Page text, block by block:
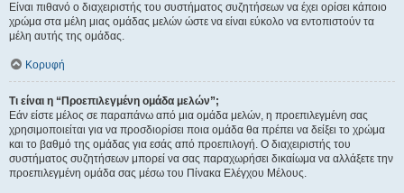
Είναι πιθανό ο διαχειριστής του συστήματος συζητήσεων να έχει ορίσει κάποιο
χρώμα στα μέλη μιας ομάδας μελών ώστε να είναι εύκολο να εντοπιστούν τα
μέλη αυτής της ομάδας.
Κορυφή
Τι είναι η “Προεπιλεγμένη ομάδα μελών”;
Εάν είστε μέλος σε παραπάνω από μια ομάδα μελών, η προεπιλεγμένη σας
χρησιμοποιείται για να προσδιορίσει ποια ομάδα θα πρέπει να δείξει το χρώμα
και το βαθμό της ομάδας για εσάς από προεπιλογή. Ο διαχειριστής του
συστήματος συζητήσεων μπορεί να σας παραχωρήσει δικαίωμα να αλλάξετε την
προεπιλεγμένη ομάδα σας μέσω του Πίνακα Ελέγχου Μέλους.